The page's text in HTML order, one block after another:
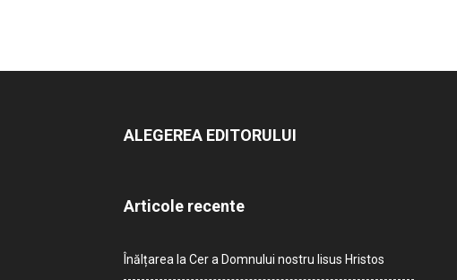
ALEGEREA EDITORULUI
Articole recente
Înălțarea la Cer a Domnului nostru Iisus Hristos